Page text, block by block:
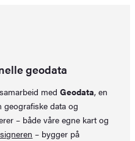
geodata
medGeodata, en
geografiske data og
– både våre egne kart og
– bygger på